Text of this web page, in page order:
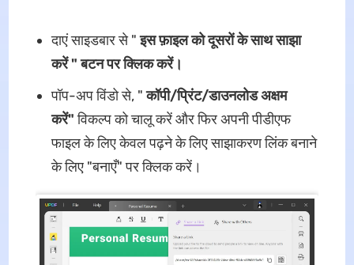
दाएं साइडबार से "इस फ़ाइल को दूसरों के साथ साझा
करें " बटन पर क्लिक करें।
पॉप-अप विंडो से, "कॉपी/प्रिंट/डाउनलोड अक्षम
करें"विकल्प को चालू करें और फिर अपनी पीडीएफ
फाइल के लिए केवल पढ़ने के लिए साझाकरण लिंक बनाने
के लिए "बनाएँ" पर क्लिक करें।